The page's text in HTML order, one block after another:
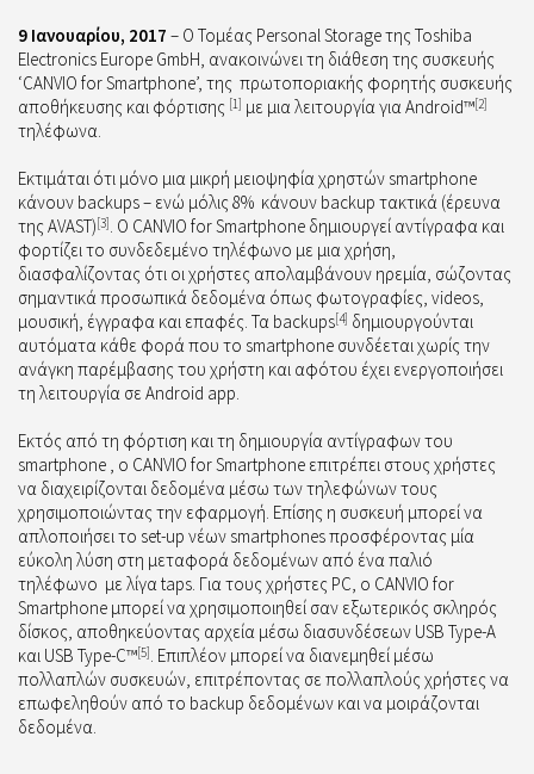
9 Ιανουαρίου, 2017 – Ο Τομέας Personal Storageτης Toshiba
Electronics Europe GmbH, ανακοινώνει τη διάθεση της συσκευής
‘CANVIO for Smartphone’, της πρωτοποριακής φορητής συσκευής
αποθήκευσης και φόρτισης [1] με μια λειτουργία για Android™[2]
τηλέφωνα.
Εκτιμάται ότι μόνο μια μικρή μειοψηφία χρηστών smartphone
κάνουν backups – ενώ μόλις 8% κάνουν backup τακτικά (έρευνα
της AVAST)[3]. Ο CANVIO for Smartphone δημιουργεί αντίγραφα και
φορτίζει το συνδεδεμένο τηλέφωνο με μια χρήση,
διασφαλίζοντας ότι οι χρήστες απολαμβάνουν ηρεμία, σώζοντας
σημαντικά προσωπικά δεδομένα όπως φωτογραφίες, videos,
μουσική, έγγραφα και επαφές. Τα backups[4] δημιουργούνται
αυτόματα κάθε φορά που το smartphone συνδέεται χωρίς την
ανάγκη παρέμβασης του χρήστη και αφότου έχει ενεργοποιήσει
τη λειτουργία σε Android app.
Εκτός από τη φόρτιση και τη δημιουργία αντίγραφων του
smartphone , ο CANVIO for Smartphone επιτρέπει στους χρήστες
να διαχειρίζονται δεδομένα μέσω των τηλεφώνων τους
χρησιμοποιώντας την εφαρμογή. Επίσης η συσκευή μπορεί να
απλοποιήσει το set-up νέων smartphones προσφέροντας μία
εύκολη λύση στη μεταφορά δεδομένων από ένα παλιό
τηλέφωνο με λίγα taps. Για τους χρήστες PC, ο CANVIO for
Smartphone μπορεί να χρησιμοποιηθεί σαν εξωτερικός σκληρός
δίσκος, αποθηκεύοντας αρχεία μέσω διασυνδέσεων USB Type-A
και USB Type-C™[5]. Επιπλέον μπορεί να διανεμηθεί μέσω
πολλαπλών συσκευών, επιτρέποντας σε πολλαπλούς χρήστες να
επωφεληθούν από το backup δεδομένων και να μοιράζονται
δεδομένα.